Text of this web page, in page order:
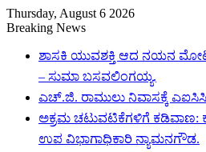
Thursday, August 6 2026
Breaking News
ಶಾಸಕಿ ಯುವಶಕ್ತಿ ಆದ ನಯನ
– ಸುಮಾ ಬಸವಲಿಂಗಯ್ಯ.
ಎಚ್.ಜಿ. ರಾಮುಲು ನಿವಾಸಕ್ಕೆ ಎಐಸಿಸಿ
ಅಕ್ರಮ ಚಟುವಟಿಕೆಗಳಿಗೆ ಕಡಿವಾಣ:
ಉಪ ವಿಭಾಗಾಧಿಕಾರಿ ನ್ಯಾಮನಗೌಡ.